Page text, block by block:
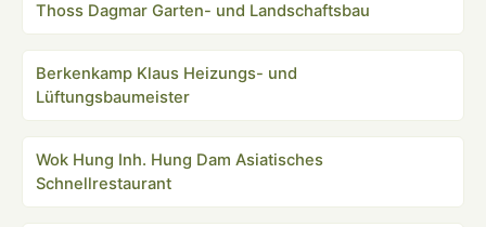
Thoss Dagmar Garten- und Landschaftsbau
Berkenkamp Klaus Heizungs- und
Lüftungsbaumeister
Wok Hung Inh. Hung Dam Asiatisches
Schnellrestaurant